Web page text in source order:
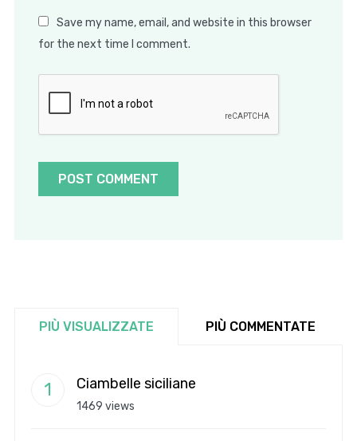
Save my name, email, and website in this browser
for the next time I comment.
PIÙ VISUALIZZATE PIÙ COMMENTATE
Ciambelle siciliane
1469 views